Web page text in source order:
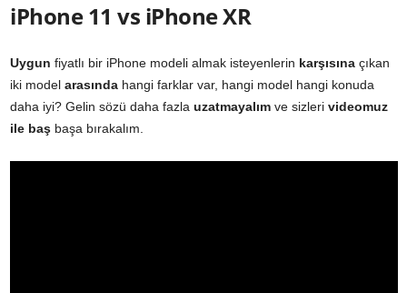
iPhone 11 vs iPhone XR
Uygun fiyatlı bir iPhone modeli almak isteyenlerin karşısına çıkan
iki model arasında hangi farklar var, hangi model hangi konuda
daha iyi? Gelin sözü daha fazla uzatmayalım ve sizleri videomuz
ile baş başa bırakalım.